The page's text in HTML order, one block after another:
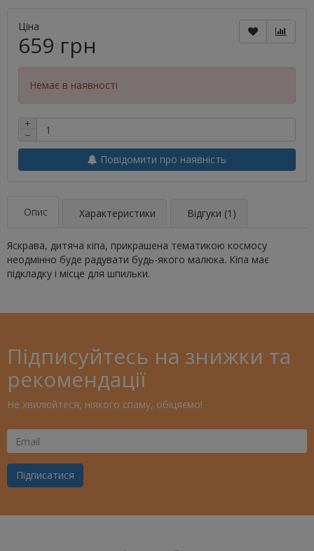
Ціна
659 грн
Немає в наявності
+
−
Повідомити про наявність
Опис Характеристики Відгуки (1)
Яскрава, дитяча кіпа, прикрашена тематикою космосу
неодмінно буде радувати будь-якого малюка. Кіпа має
підкладку і місце для шпильки.
Підписуйтесь на знижки та
рекомендації
Не хвилюйтеся, ніякого спаму, обіцяємо!
Ваш
Email
Підписатися